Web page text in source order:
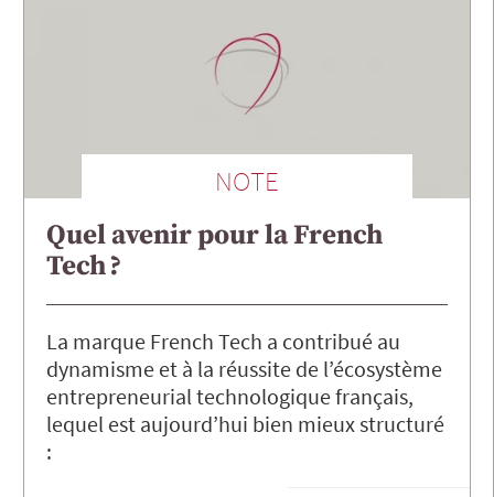
NOTE
Quel avenir pour la French
Tech ?
La marque French Tech a contribué au
dynamisme et à la réussite de l’écosystème
entrepreneurial technologique français,
lequel est aujourd’hui bien mieux structuré
: